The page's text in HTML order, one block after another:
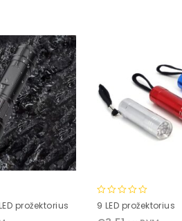
prožektorius
0
9 LED prožektorius